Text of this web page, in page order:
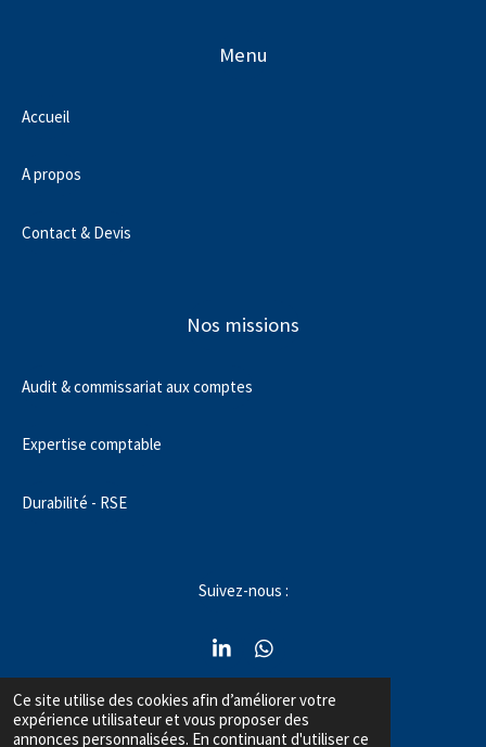
Ce site utilise des cookies afin d’améliorer votre
expérience utilisateur et vous proposer des
annonces personnalisées. En continuant d'utiliser ce
Menu
Accueil
A propos
Contact & Devis
Nos missions
Audit & commissariat aux comptes
Expertise comptable
Durabilité - RSE
Suivez-nous :
L
i
n
k
e
W
h
a
t
s
contact@alfahaudit.fr